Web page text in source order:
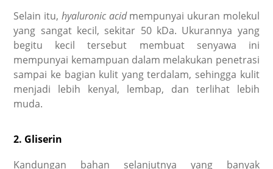
Selain itu, hyaluronic acidmempunyai ukuran molekul
yang sangat kecil, sekitar 50 kDa. Ukurannya yang
begitu kecil tersebut membuat senyawa ini
mempunyai kemampuan dalam melakukan penetrasi
sampai ke bagian kulit yang terdalam, sehingga kulit
menjadi lebih kenyal, lembap, dan terlihat lebih
muda.
2. Gliserin
Kandungan bahan selanjutnya yang banyak